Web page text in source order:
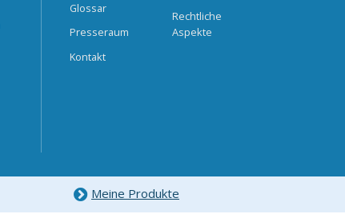
Glossar
Presseraum
Kontakt
Rechtliche
Aspekte
Meine Produkte